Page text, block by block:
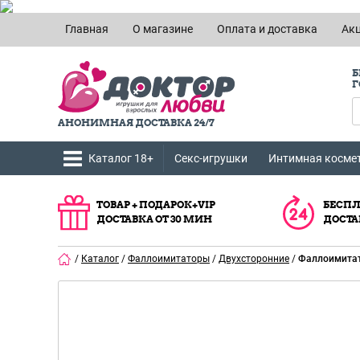
Главная О магазине Оплата и доставка
АНОНИМНАЯ ДОСТАВКА 24/7
Каталог 18+ Секс-игрушки Интимная
ТОВАР + ПОДАРОК+VIP
ДОСТАВКА ОТ 30 МИН
/ Каталог / Фаллоимитаторы / Двухсторонние /